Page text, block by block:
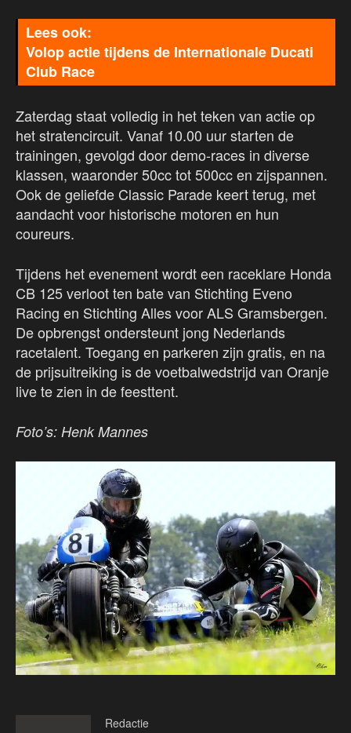
Volop actie tijdens de Internationale Ducati
Club Race
Zaterdag staat volledig in het teken van actie op
het stratencircuit. Vanaf 10.00 uur starten de
trainingen, gevolgd door demo-races in diverse
klassen, waaronder 50cc tot 500cc en zijspannen.
Ook de geliefde Classic Parade keert terug, met
aandacht voor historische motoren en hun
coureurs.
Tijdens het evenement wordt een raceklare Honda
CB 125 verloot ten bate van Stichting Eveno
Racing en Stichting Alles voor ALS Gramsbergen.
De opbrengst ondersteunt jong Nederlands
racetalent. Toegang en parkeren zijn gratis, en na
de prijsuitreiking is de voetbalwedstrijd van Oranje
live te zien in de feesttent.
Foto’s: Henk Mannes
Redactie